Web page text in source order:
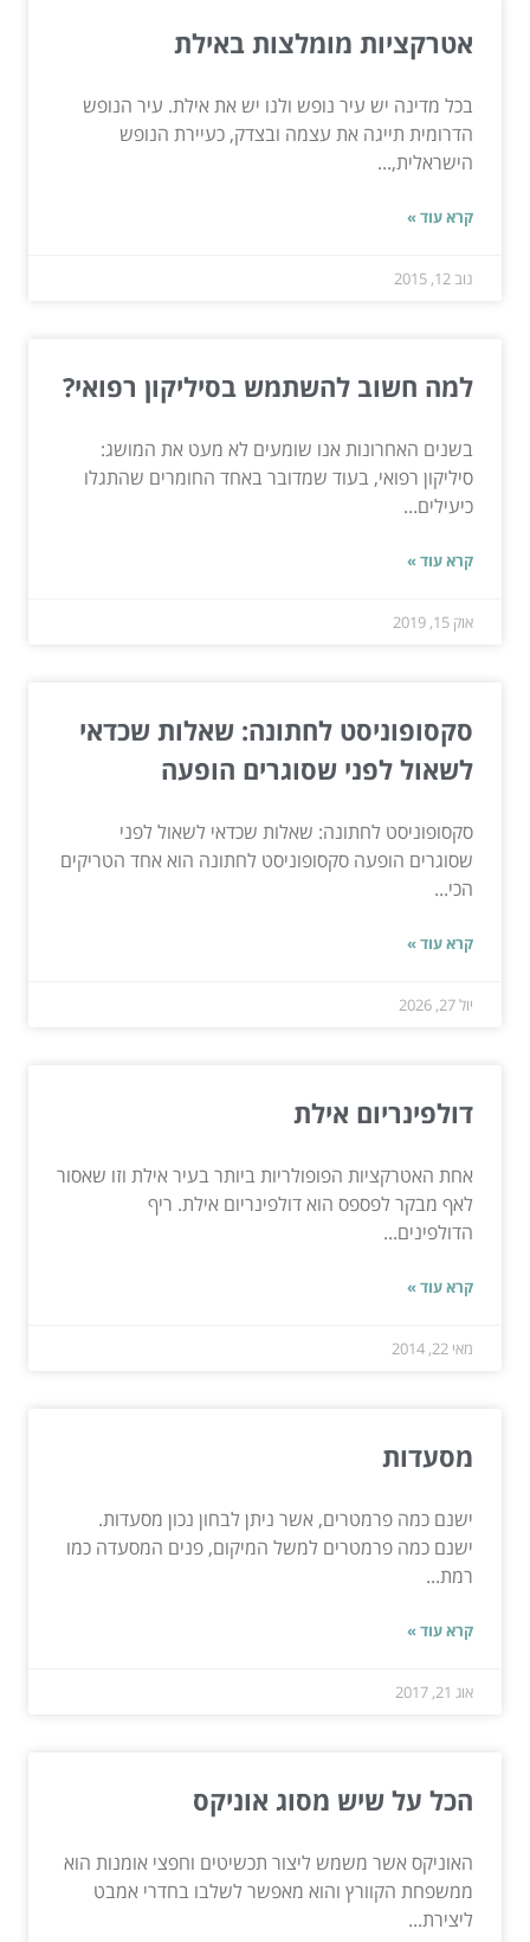
אטרקציות מומלצות באילת
בכל מדינה יש עיר נופש ולנו יש את אילת. עיר הנופש
הדרומית תייגה את עצמה ובצדק, כעיירת הנופש
הישראלית,...
קרא עוד »
נוב 12, 2015
למה חשוב להשתמש בסיליקון רפואי?
בשנים האחרונות אנו שומעים לא מעט את המושג:
סיליקון רפואי, בעוד שמדובר באחד החומרים שהתגלו
כיעילים...
קרא עוד »
אוק 15, 2019
סקסופוניסט לחתונה: שאלות שכדאי
לשאול לפני שסוגרים הופעה
סקסופוניסט לחתונה: שאלות שכדאי לשאול לפני
שסוגרים הופעה סקסופוניסט לחתונה הוא אחד הטריקים
הכי...
קרא עוד »
יול 27, 2026
דולפינריום אילת
אחת האטרקציות הפופולריות ביותר בעיר אילת וזו שאסור
לאף מבקר לפספס הוא דולפינריום אילת. ריף
הדולפינים...
קרא עוד »
מאי 22, 2014
מסעדות
ישנם כמה פרמטרים, אשר ניתן לבחון נכון מסעדות.
ישנם כמה פרמטרים למשל המיקום, פנים המסעדה כמו
רמת...
קרא עוד »
אוג 21, 2017
הכל על שיש מסוג אוניקס
האוניקס אשר משמש ליצור תכשיטים וחפצי אומנות הוא
ממשפחת הקוורץ והוא מאפשר לשלבו בחדרי אמבט
ליצירת...